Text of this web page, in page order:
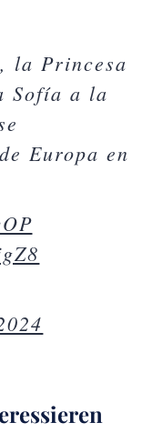
la Princesa
Sofía a la
Europa en